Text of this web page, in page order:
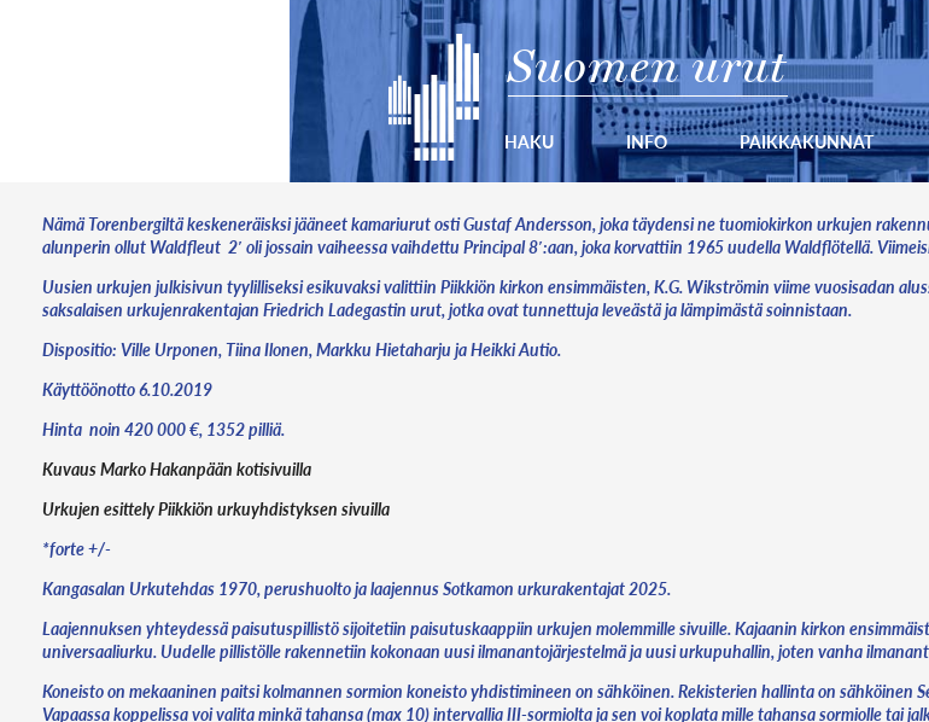
Suomen urut
HAKU INFO PAIKKAKUNNAT
Nämä Torenbergiltä keskeneräisksi jääneet kamariurut osti Gustaf Andersson, joka täydensi ne tuomiokirkon urkujen
alunperin ollut Waldfleut 2′ oli jossain vaiheessa vaihdettu Principal 8′:aan, joka korvattiin 1965 uudella Waldflötellä.
Uusien urkujen julkisivun tyylilliseksi esikuvaksi valittiin Piikkiön kirkon ensimmäisten, K.G. Wikströmin viime vuosisadan
saksalaisen urkujenrakentajan Friedrich Ladegastin urut, jotka ovat tunnettuja leveästä ja lämpimästä soinnistaan.
Dispositio: Ville Urponen, Tiina Ilonen, Markku Hietaharju ja Heikki Autio.
Käyttöönotto 6.10.2019
Hinta noin 420 000 €, 1352 pilliä.
Kuvaus Marko Hakanpään kotisivuilla
Urkujen esittely Piikkiön urkuyhdistyksen sivuilla
*forte +/-
Kangasalan Urkutehdas 1970, perushuolto ja laajennus Sotkamon urkurakentajat 2025.
Laajennuksen yhteydessä paisutuspillistö sijoitetiin paisutuskaappiin urkujen molemmille sivuille. Kajaanin kirkon
universaaliurku. Uudelle pillistölle rakennetiin kokonaan uusi ilmanantojärjestelmä ja uusi urkupuhallin, joten vanha
Koneisto on mekaaninen paitsi kolmannen sormion koneisto yhdistimineen on sähköinen. Rekisterien hallinta on
Vapaassa koppelissa voi valita minkä tahansa (max 10) intervallia III-sormiolta ja sen voi koplata mille tahansa sormiolle tai